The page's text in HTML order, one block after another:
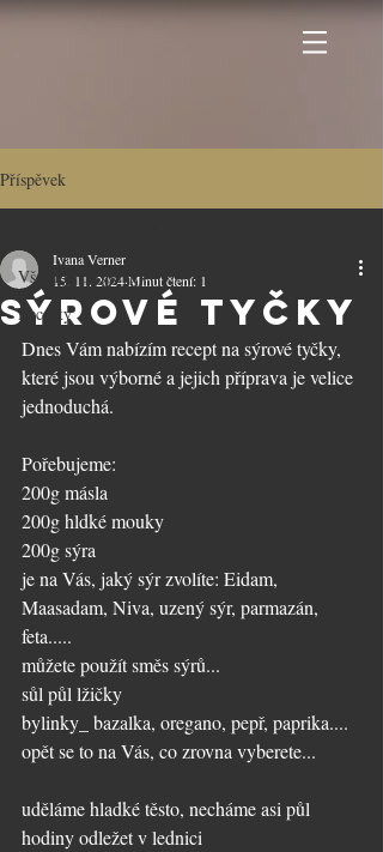
Příspěvek
Všechny příspěvky
Recepty
Sýrové tyčky
Ivana Verner
15. 11. 2024Minut čtení: 1
Dnes Vám nabízím recept na sýrové tyčky,
které jsou výborné a jejich příprava je velice
jednoduchá.
Pořebujeme:
200g másla
200g hldké mouky
200g sýra
je na Vás, jaký sýr zvolíte: Eidam,
Maasadam, Niva, uzený sýr, parmazán,
feta.....
můžete použít směs sýrů...
sůl půl lžičky
bylinky_ bazalka, oregano, pepř, paprika....
opět se to na Vás, co zrovna vyberete...
uděláme hladké těsto, necháme asi půl
hodiny odležet v lednici